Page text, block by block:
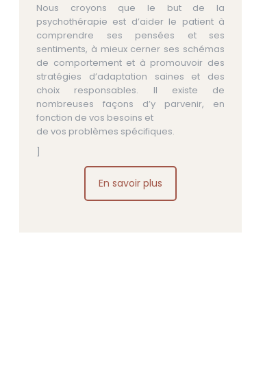
Nous croyons que le but de la
psychothérapie est d’aider le patient à
comprendre ses pensées et ses
sentiments, à mieux cerner ses schémas
de comportement et à promouvoir des
stratégies d’adaptation saines et des
choix responsables. Il existe de
nombreuses façons d’y parvenir, en
fonction de vos besoins et
de vos problèmes spécifiques.
]
En savoir plus